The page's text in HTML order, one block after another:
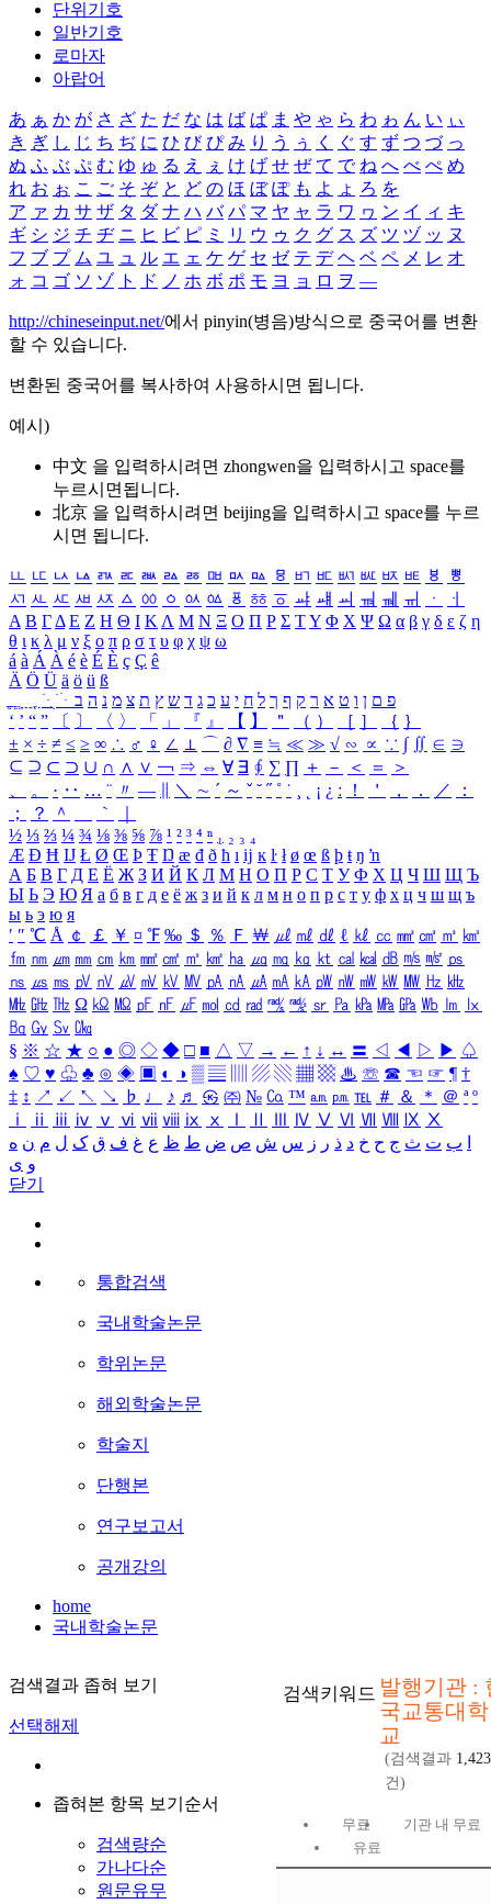
단위기호
일반기호
로마자
아랍어
あ ぁ か が さ ざ た だ な は ば ぱ ま や ゃ ら わ ゎ ん い ぃ
き ぎ し じ ち ぢ に ひ び ぴ み り う ぅ く ぐ す ず つ づ っ
ぬ ふ ぶ ぷ む ゆ ゅ る え ぇ け げ せ ぜ て で ね へ べ ぺ め
れ お ぉ こ ご そ ぞ と ど の ほ ぼ ぽ も よ ょ ろ を
ア ァ カ サ ザ タ ダ ナ ハ バ パ マ ヤ ャ ラ ワ ヮ ン イ ィ キ
ギ シ ジ チ ヂ ニ ヒ ビ ピ ミ リ ウ ゥ ク グ ス ズ ツ ヅ ッ ヌ
フ ブ プ ム ユ ュ ル エ ェ ケ ゲ セ ゼ テ デ ヘ ベ ペ メ レ オ
ォ コ ゴ ソ ゾ ト ド ノ ホ ボ ポ モ ヨ ョ ロ ヲ ―
http://chineseinput.net/에서 pinyin(병음)방식으로 중국어를 변환
할 수 있습니다.
변환된 중국어를 복사하여 사용하시면 됩니다.
예시)
中文 을 입력하시려면 zhongwen을 입력하시고 space를
누르시면됩니다.
北京 을 입력하시려면 beijing을 입력하시고 space를 누르
시면 됩니다.
ㅥ ㅦ ㅧ ㅨ ㅩ ㅪ ㅫ ㅬ ㅭ ㅮ ㅯ ㅰ ㅱ ㅲ ㅳ ㅴ ㅵ ㅶ ㅷ ㅸ
ㅹ
ㅺ ㅻ ㅼ ㅽ ㅾ ㅿ ㆀ ㆁ ㆂ ㆃ ㆄ ㆅ ㆆ ㆇ ㆈ ㆉ ㆊ ㆋ ㆌ ㆍ
ㆎ
Α Β ΓΔ Ε Ζ Η Θ Ι ΚΛ Μ Ν Ξ Ο Π Ρ Σ ΤΥ Φ Χ Ψ Ω α β γ δ ε ζ η
θ ι κ λ μ ν ξ ο π ρ σ τ υ φ χ ψ ω
á à Á À é è É È ç Ç ê
Ä Ö Ü ä ö ü ß
ִֶֹ ֻּ ׁׂ פ ם ן ו ט א ר ק ף ך ל ח י ע כ ג ד ש ץ ת צ מ נ ה ב
‘ ’ “ ” 〔 〕 〈 〉 「 」 『 』 【 】 ＂ （ ） ［ ］ ｛ ｝
± × ÷ ≠ ≤ ≥ ∞ ∴ ♂ ♀ ∠ ⊥ ⌒ ∂ ∇ ≡ ≒ ≪ ≫ √ ∽ ∝ ∵ ∫ ∬ ∈ ∋
⊆ ⊇ ⊂ ⊃ ∪ ∩ ∧ ∨ ￢ ⇒ ⇔ ∀ ∃ ∮ ∑ ∏ ＋ － ＜ ＝
＞
、
。 · ‥ … ¨ 〃 ― ＼ ∼ ´ ～ ˇ ˘ ˝ ˚ ˙ ¸ ¡ ¿ ː ！ ＇ ， ． ／
：
；
？ ＾ ｀
½ ⅓ ⅔ ¼ ¾ ⅛ ⅜ ⅝ ⅞ ¹ ² ³ ⁴ ⁿ ₁ ₂ ₃ ₄
Æ Ð Ħ Ĳ Ł Ø Œ Þ Ŧ Ŋ æ đ ð ħ ı ĳ ĸ ŀ ł ø œ ß þ ŧ ŋ ŉ
А Б В Г Д Е Ё Ж З И Й К Л М Н О П Р С Т У Ф Х Ц Ч Ш Щ Ъ
Ы Ь Э Ю Я а б в г д е ё ж з и й к л м н о п р с т у ф х ц ч ш щ ъ
ы ь э ю я
′ ″ ℃ Å ￠ ￡ ￥ ¤ ℉ ‰ ＄ ％ Ｆ ￦ ㎕ ㎖ ㎗ ℓ ㎘ ㏄ ㎣ ㎤ ㎥ ㎦
㎙ ㎚ ㎛ ㎜ ㎝ ㎞ ㎟ ㎠ ㎡ ㎢ ㏊ ㎍ ㎎ ㎏ ㏏ ㎈ ㎉ ㏈ ㎧ ㎨ ㎰
㎱ ㎲ ㎳ ㎴ ㎵ ㎶ ㎷ ㎸ ㎹ ㎀ ㎁ ㎂ ㎃ ㎄ ㎺ ㎻ ㎽ ㎾ ㎿ ㎐ ㎑
㎒ ㎓ ㎔ Ω ㏀ ㏁ ㎊ ㎋ ㎌ ㏖ ㏅ ㎭ ㎮ ㎯ ㏛ ㎩ ㎪ ㎫ ㎬ ㏝ ㏐
㏓
㏃ ㏉ ㏜ ㏆
§ ※ ☆ ★ ○ ● ◎ ◇ ◆ □ ■ △ ▽ → ← ↑ ↓ ↔ 〓 ◁ ◀ ▷ ▶ ♤
♠ ♡ ♥ ♧ ♣ ⊙ ◈ ▣ ◐ ◑ ▒ ▤ ▨ ▧ ▦ ▩ ♨ ☏ ☎ ☜ ☞ ¶ †
‡ ↕ ↗ ↙ ↖ ↘ ♭ ♩ ♪ ♬ ㉿ ㈜ № ㏇ ™ ㏂ ㏘ ℡ ＃ ＆ ＊ ＠ ª º
ⅰ
ⅱ ⅲ ⅳ ⅴ ⅵ ⅶ ⅷ ⅸ ⅹ Ⅳ Ⅴ Ⅵ Ⅶ Ⅷ Ⅸ Ⅹ
ب ت ث ج ح خ د ذ ر ز س ش ص ض ط ظ ع غ ف ق ک ل م ن ه
و ی
닫기
통합검색
국내학술논문
학위논문
해외학술논문
학술지
단행본
연구보고서
공개강의
home
국내학술논문
검색결과 좁혀 보기
선택해제
좁혀본 항목 보기순서
검색량순
가나다순
원문유무
검색키워드 발행기관 :
국교통대학
교
(검색결과 1,423
건)
무료
기관 내 무료
유료